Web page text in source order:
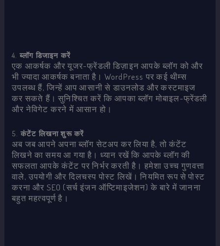
4. ब्लॉग डिजाइन करें
एक आकर्षक और यूजर-फ्रेंडली डिज़ाइन आपके ब्लॉग को और
भी ज्यादा आकर्षक बनाता है। WordPress पर कई थीम्स
उपलब्ध हैं, जिन्हें आप आसानी से डाउनलोड और कस्टमाइज
कर सकते हैं। सुनिश्चित करें कि आपका ब्लॉग मोबाइल-फ्रेंडली
और नेविगेट करने में आसान हो।
5. कंटेंट लिखना शुरू करें
अब जब आपने अपना ब्लॉग सेटअप कर लिया है, तो कंटेंट
लिखने का समय आ गया है। ध्यान रखें कि आपके ब्लॉग की
सफलता आपके कंटेंट पर निर्भर करती है। हमेशा उच्च गुणवत्ता
वाले, उपयोगी और दिलचस्प पोस्ट लिखें। नियमित रूप से पोस्ट
करना और SEO (सर्च इंजन ऑप्टिमाइजेशन) के बारे में जानना
बहुत महत्वपूर्ण है।